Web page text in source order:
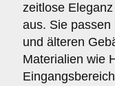
zeitlose
aus. Sie passen
und älteren
Materialien wie